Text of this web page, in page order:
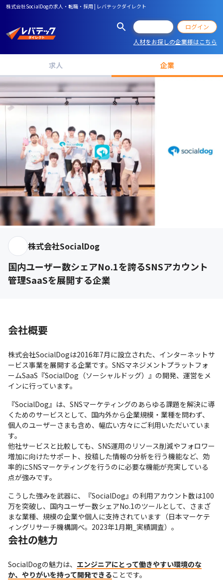
株式会社SocialDogの求人・転職・採用 | レバテックダイレクト
ログイン
人材をお探しの企業様はこちら
求人 企業
株式会社SocialDog
国内ユーザー数シェアNo.1を誇るSNSアカウント
管理SaaSを展開する企業
会社概要
株式会社SocialDogは2016年7月に設立された、インターネットサ
ービス事業を展開する企業です。SNSマネジメントプラットフォ
ームSaaS『SocialDog（ソーシャルドッグ）』の開発、運営をメ
インに行っています。
『SocialDog』は、SNSマーケティングのあらゆる課題を解決に導
くためのサービスとして、国内外から企業規模・業種を問わず、
個人のユーザーさまも含め、幅広い方々にご利用いただいていま
す。
他社サービスと比較しても、SNS運用のリソース削減やフォロワー
増加に向けたサポート、投稿した情報の分析を行う機能など、効
率的にSNSマーケティングを行うのに必要な機能が充実している
点が強みです。
こうした強みを武器に、『SocialDog』の利用アカウント数は100
万を突破し、国内ユーザー数シェアNo.1のツールとして、さまざ
まな業種、規模の企業や個人に支持されています（日本マーケテ
ィングリサーチ機構調べ。2023年1月期_実績調査）。
会社の魅力
SocialDogの魅力は、 エンジニアにとって働きやすい環境のな
か、やりがいを持って開発できることです。